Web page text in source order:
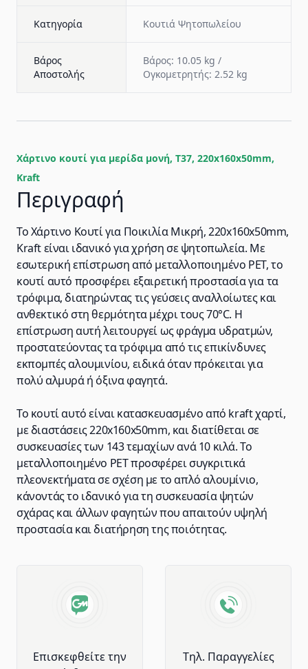
Κατηγορία Κουτιά Ψητοπωλείου
Βάρος
Αποστολής
Βάρος: 10.05 kg /
Ογκομετρητής: 2.52 kg
Χάρτινο κουτί για μερίδα μονή, T37, 220x160x50mm,
Kraft
Περιγραφή
Το Χάρτινο Κουτί για Ποικιλία Μικρή, 220x160x50mm,
Kraft είναι ιδανικό για χρήση σε ψητοπωλεία. Με
εσωτερική επίστρωση από μεταλλοποιημένο PET, το
κουτί αυτό προσφέρει εξαιρετική προστασία για τα
τρόφιμα, διατηρώντας τις γεύσεις αναλλοίωτες και
ανθεκτικό στη θερμότητα μέχρι τους 70°C. Η
επίστρωση αυτή λειτουργεί ως φράγμα υδρατμών,
προστατεύοντας τα τρόφιμα από τις επικίνδυνες
εκπομπές αλουμινίου, ειδικά όταν πρόκειται για
πολύ αλμυρά ή όξινα φαγητά.
Το κουτί αυτό είναι κατασκευασμένο από kraft χαρτί,
με διαστάσεις 220x160x50mm, και διατίθεται σε
συσκευασίες των 143 τεμαχίων ανά 10 κιλά. Το
μεταλλοποιημένο PET προσφέρει συγκριτικά
πλεονεκτήματα σε σχέση με το απλό αλουμίνιο,
κάνοντάς το ιδανικό για τη συσκευασία ψητών
σχάρας και άλλων φαγητών που απαιτούν υψηλή
προστασία και διατήρηση της ποιότητας.
Επισκεφθείτε την
Tηλ. Παραγγελίες